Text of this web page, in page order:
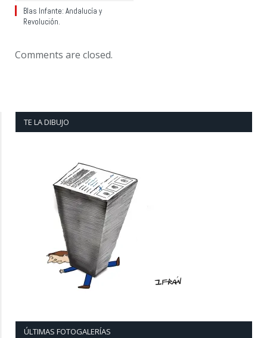
Blas Infante: Andalucía y
Revolución.
Comments are closed.
TE LA DIBUJO
ÚLTIMAS FOTOGALERÍAS